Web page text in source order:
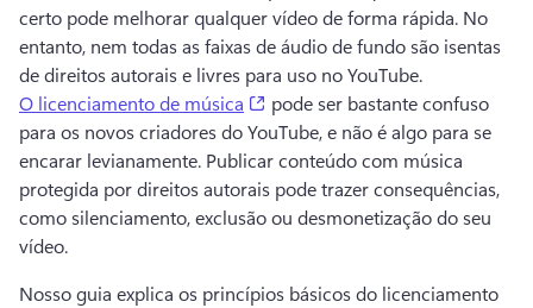
certo pode melhorar qualquer vídeo de forma rápida. No
entanto, nem todas as faixas de áudio de fundo são isentas
de direitos autorais e livres para uso no YouTube.
O licenciamento de música
(opens in a new tab)
pode ser bastante confuso
para os novos criadores do YouTube, e não é algo para se
encarar levianamente. Publicar conteúdo com música
protegida por direitos autorais pode trazer consequências,
como silenciamento, exclusão ou desmonetização do seu
vídeo.
Nosso guia explica os princípios básicos do licenciamento